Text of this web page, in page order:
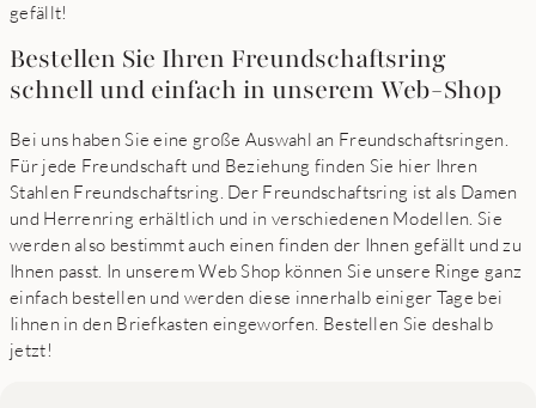
gefällt!
Bestellen Sie Ihren Freundschaftsring
schnell und einfach in unserem Web-Shop
Bei uns haben Sie eine große Auswahl an Freundschaftsringen.
Für jede Freundschaft und Beziehung finden Sie hier Ihren
Stahlen Freundschaftsring. Der Freundschaftsring ist als Damen
und Herrenring erhältlich und in verschiedenen Modellen. Sie
werden also bestimmt auch einen finden der Ihnen gefällt und zu
Ihnen passt. In unserem Web Shop können Sie unsere Ringe ganz
einfach bestellen und werden diese innerhalb einiger Tage bei
Iihnen in den Briefkasten eingeworfen. Bestellen Sie deshalb
jetzt!